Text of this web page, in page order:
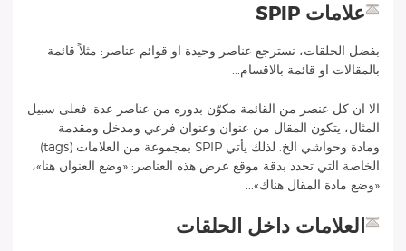
علامات SPIP
بفضل الحلقات، نسترجع عناصر وحيدة او قوائم عناصر: مثلاً قائمة
بالمقالات او قائمة بالاقسام...
الا ان كل عنصر من القائمة مكوّن بدوره من عناصر عدة: فعلى سبيل
المثال، يتكون المقال من عنوان وعنوان فرعي ومدخل ومقدمة
ومادة وحواشي الخ. لذلك يأتي SPIP بمجموعة من العلامات (tags)
الخاصة التي تحدد بدقة موقع عرض هذه العناصر: «وضع العنوان هنا»،
«وضع مادة المقال هناك»...
العلامات داخل الحلقات